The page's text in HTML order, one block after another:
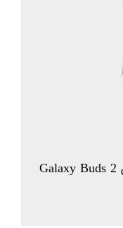
هدفون بی سیم سامسونگ مدل Galaxy Buds 2